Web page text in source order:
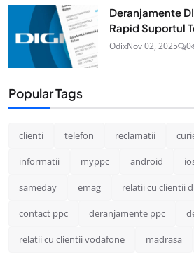
Deranjamente
Rapid Suportul
OdixNov 02, 2025 0
Popular Tags
clienti telefon reclamatii
informatii myppc android
sameday emag relatii cu clientii
contact ppc deranjamente ppc
relatii cu clientii vodafone madrasa